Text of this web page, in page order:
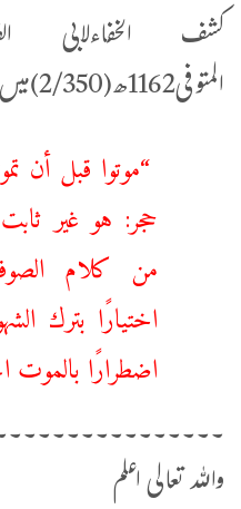
کشف الخفاءلابی
المتوفی1162ھ(2/350)میں ہے:
“‌موتوا ‌قبل ‌أن
حجر: هو غير
من كلام
اختيارًا بترك
اضطرارًا بالموت
واللہ تعالی اعلم